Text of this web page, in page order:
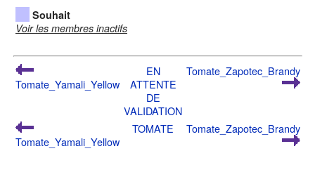
Souhait
Voir les membres inactifs
Tomate_Yamali_Yellow
EN
ATTENTE
DE
VALIDATION
Tomate_Zapotec_Brandy
Tomate_Yamali_Yellow
TOMATE Tomate_Zapotec_Brandy